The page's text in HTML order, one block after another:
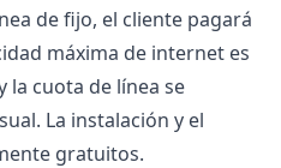
de fijo, el cliente pagará
máxima de internet es
la cuota de línea se
La instalación y el
gratuitos.